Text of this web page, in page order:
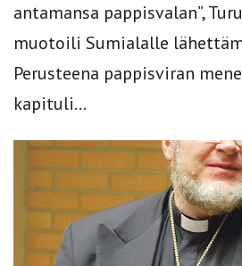
antamansa pappisvalan”,
muotoili Sumialalle
Perusteena pappisviran
kapituli...